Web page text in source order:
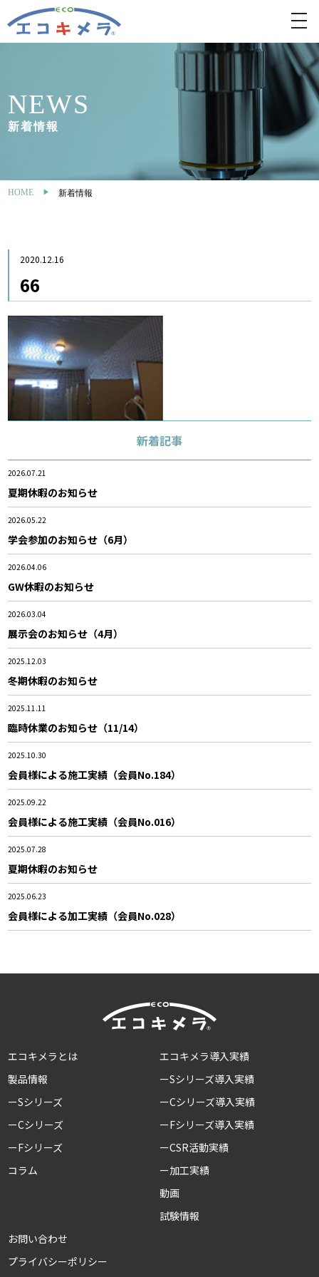
NEWS
新着情報
HOME 新着情報
2020.12.16
66
新着記事
2026.07.21
夏期休暇のお知らせ
2026.05.22
学会参加のお知らせ（6月）
2026.04.06
GW休暇のお知らせ
2026.03.04
展示会のお知らせ（4月）
2025.12.03
冬期休暇のお知らせ
2025.11.11
臨時休業のお知らせ（11/14）
2025.10.30
会員様による施工実績（会員No.184）
2025.09.22
会員様による施工実績（会員No.016）
2025.07.28
夏期休暇のお知らせ
2025.06.23
会員様による加工実績（会員No.028）
エコキメラとは
製品情報
ーSシリーズ
ーCシリーズ
ーFシリーズ
コラム
エコキメラ導入実績
ーSシリーズ導入実績
ーCシリーズ導入実績
ーFシリーズ導入実績
ーCSR活動実績
ー加工実績
動画
試験情報
お問い合わせ
プライバシーポリシー